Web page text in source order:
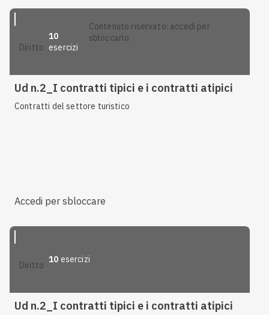
diritto
10
esercizi
contenuto riservato: accedi per
sbloccarlo.
Ud n.2_I contratti tipici e i contratti atipici
Contratti del settore turistico
Accedi per sbloccare
diritto
10 esercizi
Ud n.2_I contratti tipici e i contratti atipici